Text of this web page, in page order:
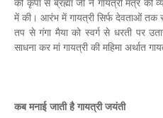
में की। आरंभ में गायत्री सिर्फ देवताओं तक
तप से गंगा मैया को स्वर्ग से धरती पर
साधना कर मां गायत्री की महिमा अर्थात
कब मनाई जाती है गायत्री जयंती